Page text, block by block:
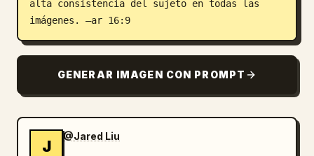
alta consistencia del sujeto en todas las
imágenes. –ar 16:9
GENERAR IMAGEN CON PROMPT
J
@Jared Liu